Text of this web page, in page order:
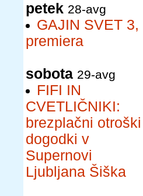
petek 28-avg
GAJIN SVET 3,
premiera
sobota 29-avg
FIFI IN
CVETLIČNIKI:
brezplačni otroški
dogodki v
Supernovi
Ljubljana Šiška